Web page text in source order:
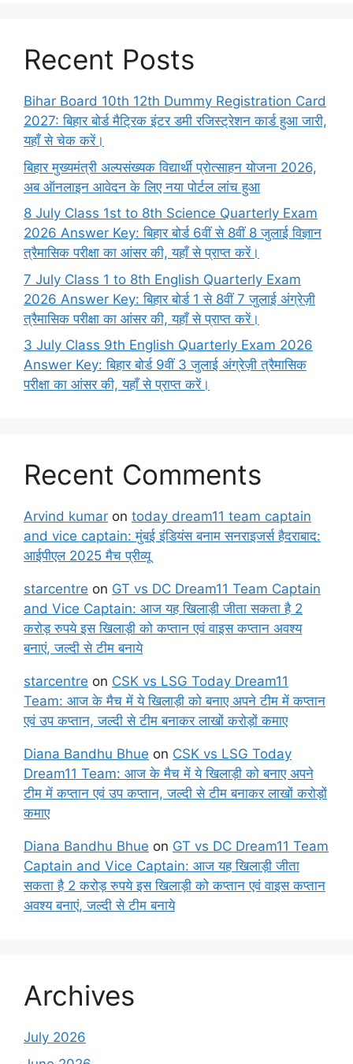
Recent Posts
Bihar Board 10th 12th Dummy Registration Card
2027: बिहार बोर्ड मैट्रिक इंटर डमी रजिस्ट्रेशन कार्ड हुआ जारी,
यहाँ से चेक करें।
बिहार मुख्यमंत्री अल्पसंख्यक विद्यार्थी प्रोत्साहन योजना 2026,
अब ऑनलाइन आवेदन के लिए नया पोर्टल लांच हुआ
8 July Class 1st to 8th Science Quarterly Exam
2026 Answer Key: बिहार बोर्ड 6वीं से 8वीं 8 जुलाई विज्ञान
त्रैमासिक परीक्षा का आंसर की, यहाँ से प्राप्त करें।
7 July Class 1 to 8th English Quarterly Exam
2026 Answer Key: बिहार बोर्ड 1 से 8वीं 7 जुलाई अंग्रेज़ी
त्रैमासिक परीक्षा का आंसर की, यहाँ से प्राप्त करें।
3 July Class 9th English Quarterly Exam 2026
Answer Key: बिहार बोर्ड 9वीं 3 जुलाई अंग्रेज़ी त्रैमासिक
परीक्षा का आंसर की, यहाँ से प्राप्त करें।
Recent Comments
Arvind kumar on today dream11 team captain
and vice captain: मुंबई इंडियंस बनाम सनराइजर्स हैदराबाद:
आईपीएल 2025 मैच प्रीव्यू
starcentre on GT vs DC Dream11 Team Captain
and Vice Captain: आज यह खिलाड़ी जीता सकता है 2
करोड़ रुपये इस खिलाड़ी को कप्तान एवं वाइस कप्तान अवश्य
बनाएं, जल्दी से टीम बनाये
starcentre on CSK vs LSG Today Dream11
Team: आज के मैच में ये खिलाड़ी को बनाए अपने टीम में कप्तान
एवं उप कप्तान, जल्दी से टीम बनाकर लाखों करोड़ों कमाए
Diana Bandhu Bhue on CSK vs LSG Today
Dream11 Team: आज के मैच में ये खिलाड़ी को बनाए अपने
टीम में कप्तान एवं उप कप्तान, जल्दी से टीम बनाकर लाखों करोड़ों
कमाए
Diana Bandhu Bhue on GT vs DC Dream11 Team
Captain and Vice Captain: आज यह खिलाड़ी जीता
सकता है 2 करोड़ रुपये इस खिलाड़ी को कप्तान एवं वाइस कप्तान
अवश्य बनाएं, जल्दी से टीम बनाये
Archives
July 2026